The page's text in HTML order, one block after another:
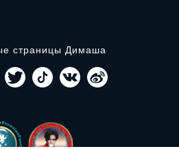
страницы Димаша